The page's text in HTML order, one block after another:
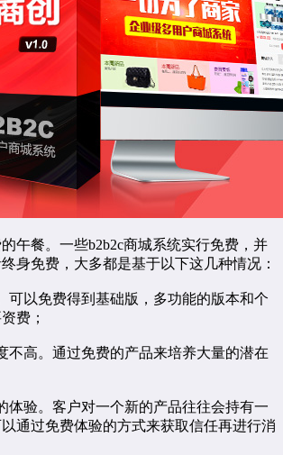
午餐。一些b2b2c商城系统实行免费，并
身免费，大多都是基于以下这几种情况：
以免费得到基础版，多功能的版本和个
费；
高。通过免费的产品来培养大量的潜在
验。客户对一个新的产品往往会持有一
通过免费体验的方式来获取信任再进行消